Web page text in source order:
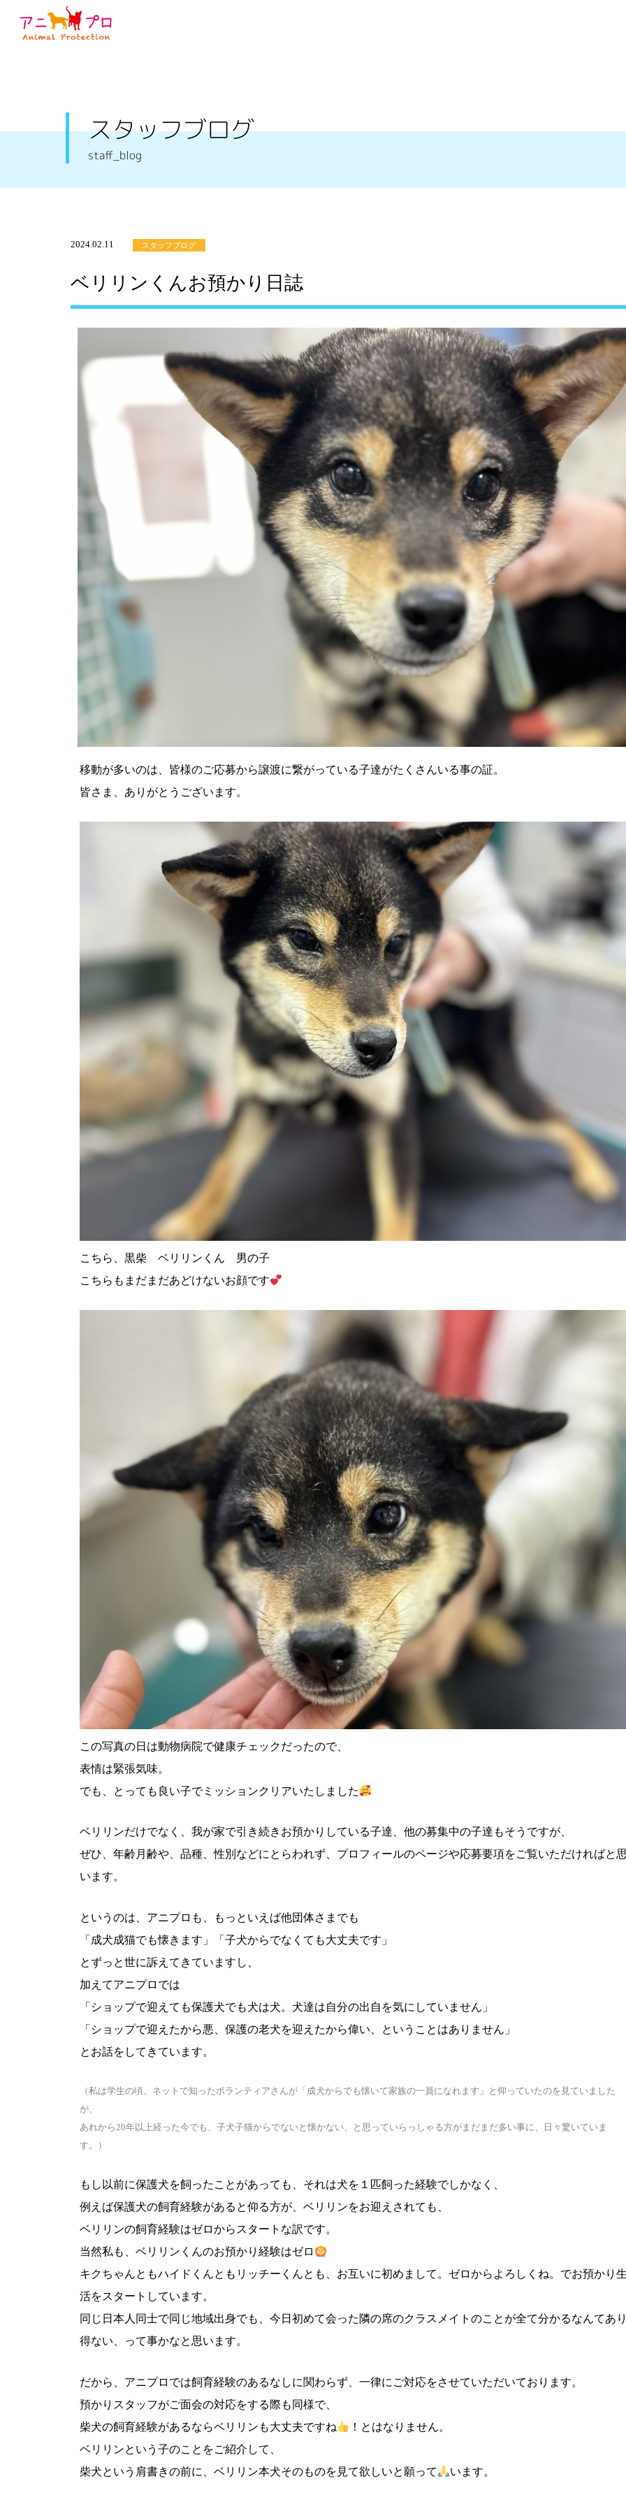
スタッフブログ
staff_blog
2024.02.11 スタッフブログ
ベリリンくんお預かり日誌
移動が多いのは、皆様のご応募から譲渡に繋がっている子達がたくさんいる事の証。
皆さま、ありがとうございます。
こちら、黒柴 ベリリンくん 男の子
こちらもまだまだあどけないお顔です
この写真の日は動物病院で健康チェックだったので、
表情は緊張気味。
でも、とっても良い子でミッションクリアいたしました
ベリリンだけでなく、我が家で引き続きお預かりしている子達、他の募集中の子達もそうですが、
ぜひ、年齢月齢や、品種、性別などにとらわれず、プロフィールのページや応募要項をご覧いただければと
います。
というのは、アニプロも、もっといえば他団体さまでも
「成犬成猫でも懐きます」「子犬からでなくても大丈夫です」
とずっと世に訴えてきていますし、
加えてアニプロでは
「ショップで迎えても保護犬でも犬は犬。犬達は自分の出自を気にしていません」
「ショップで迎えたから悪、保護の老犬を迎えたから偉い、ということはありません」
とお話をしてきています。
（私は学生の頃、ネットで知ったボランティアさんが「成犬からでも懐いて家族の一員になれます」と仰っていたのを見ていました
が、
あれから20年以上経った今でも、子犬子猫からでないと懐かない、と思っていらっしゃる方がまだまだ多い事に、日々驚いていま
す。）
もし以前に保護犬を飼ったことがあっても、それは犬を１匹飼った経験でしかなく、
例えば保護犬の飼育経験があると仰る方が、ベリリンをお迎えされても、
ベリリンの飼育経験はゼロからスタートな訳です。
当然私も、ベリリンくんのお預かり経験はゼロ
キクちゃんともハイドくんともリッチーくんとも、お互いに初めまして。ゼロからよろしくね。でお預かり
活をスタートしています。
同じ日本人同士で同じ地域出身でも、今日初めて会った隣の席のクラスメイトのことが全て分かるなんてあ
得ない、って事かなと思います。
だから、アニプロでは飼育経験のあるなしに関わらず、一律にご対応をさせていただいております。
預かりスタッフがご面会の対応をする際も同様で、
柴犬の飼育経験があるならベリリンも大丈夫ですね
！とはなりません。
ベリリンという子のことをご紹介して、
柴犬という肩書きの前に、ベリリン本犬そのものを見て欲しいと願って
います。